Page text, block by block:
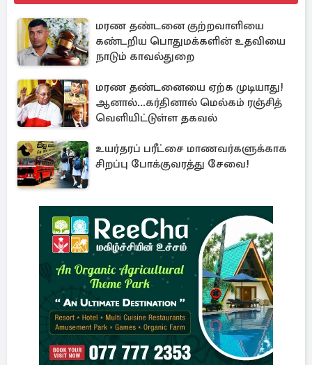
மரண தண்டனை குற்றவாளியை
கண்டறிய பொதுமக்களின் உதவியை
நாடும் காவல்துறை
மரண தண்டனையை ஏற்க முடியாது!
ஆனால்...கர்தினால் மெல்கம் ரஞ்சித்
வெளியிட்டுள்ள தகவல்
உயர்தரப் பரீட்சை மாணவர்களுக்காக
சிறப்பு போக்குவரத்து சேவை!